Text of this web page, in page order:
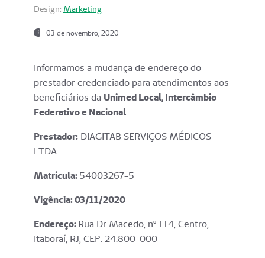
Design: Marketing
03 de novembro, 2020
Informamos a mudança de endereço do
prestador credenciado para atendimentos aos
beneficiários da Unimed Local, Intercâmbio
Federativo e Nacional.
Prestador: DIAGITAB SERVIÇOS MÉDICOS
LTDA
Matrícula:54003267-5
Vigência: 03/11/2020
Endereço:Rua Dr Macedo, nº 114, Centro,
Itaboraí, RJ, CEP: 24.800-000